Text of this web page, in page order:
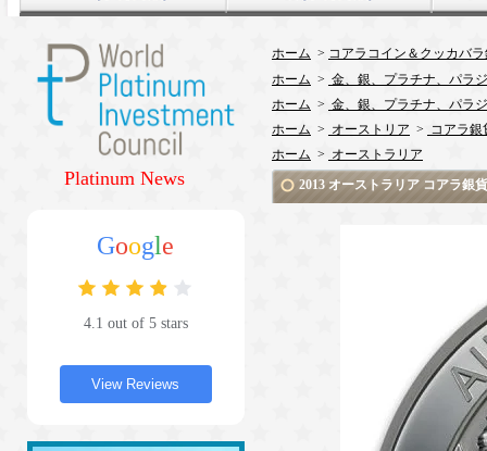
Platinum News
Google
4.1 out of 5 stars
View Reviews
ホーム > コアラコイン＆クッカバ
ホーム > 金、銀、プラチナ、パラ
ホーム > 金、銀、プラチナ、パラ
ホーム > オーストリア > コアラ銀
ホーム > オーストラリア
2013 オーストラリア コアラ銀